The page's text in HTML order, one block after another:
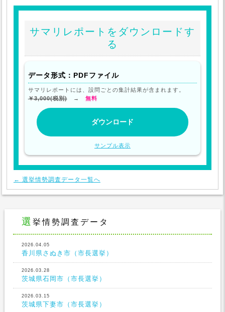
サマリレポートをダウンロードす
る
データ形式：PDFファイル
サマリレポートには、設問ごとの集計結果が含まれます。
￥3,000(税別)→ 無料
サンプル表示
← 選挙情勢調査データ一覧へ
選挙情勢調査データ
2026.04.05
香川県さぬき市（市長選挙）
2026.03.28
茨城県石岡市（市長選挙）
2026.03.15
茨城県下妻市（市長選挙）